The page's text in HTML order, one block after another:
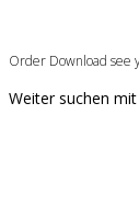
Order Download see
Weiter suchen